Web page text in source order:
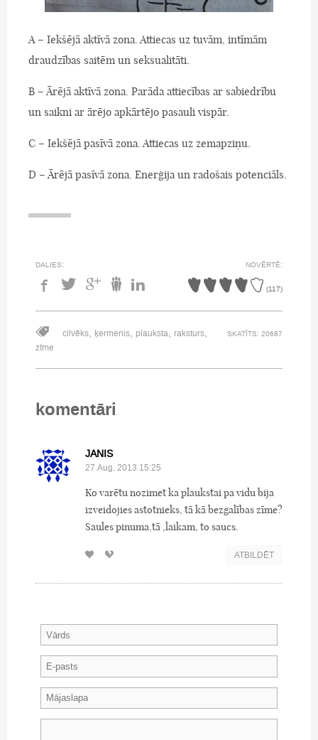
A – Iekšējā aktīvā zona. Attiecas uz tuvām, intīmām
draudzības saitēm un seksualitāti.
B – Ārējā aktīvā zona. Parāda attiecības ar sabiedrību
un saikni ar ārējo apkārtējo pasauli vispār.
C – Iekšējā pasīvā zona. Attiecas uz zemapziņu.
D – Ārējā pasīvā zona. Enerģija un radošais potenciāls.
DALIES: NOVĒRTĒ:
(117)
cilvēks, ķermenis, plauksta, raksturs,
zīme
SKATĪTS: 20687
komentāri
JANIS
27.Aug, 2013 15:25
Ko varētu nozimet ka plaukstai pa vidu bija
izveidojies astotnieks, tā kā bezgalības zīme?
Saules pinuma,tā ,laikam, to saucs.
ATBILDĒT